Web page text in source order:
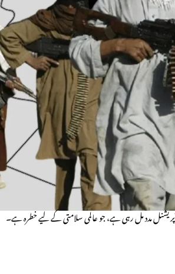
مدد مل رہی ہے، جو عالمی سلامتی کے لیے خطرہ ہے۔